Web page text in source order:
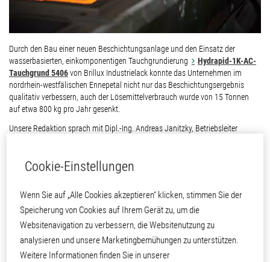
Durch den Bau einer neuen Beschichtungsanlage und den Einsatz der
wasserbasierten, einkomponentigen Tauchgrundierung
Hydrapid-1K-AC-
Tauchgrund 5406von Brillux Industrielack konnte das Unternehmen im
nordrhein-westfälischen Ennepetal nicht nur das Beschichtungsergebnis
qualitativ verbessern, auch der Lösemittelverbrauch wurde von 15 Tonnen
auf etwa 800 kg pro Jahr gesenkt.
Unsere Redaktion sprach mit Dipl.-Ing. Andreas Janitzky, Betriebsleiter
Umstellung und darüber, welche Erfahrungen das Unternehmen mit
der neuen Tauchgrundierung macht.
Cookie-Einstellungen
Wenn Sie auf „Alle Cookies akzeptieren“ klicken, stimmen Sie der
Speicherung von Cookies auf Ihrem Gerät zu, um die
Websitenavigation zu verbessern, die Websitenutzung zu
analysieren und unsere Marketingbemühungen zu unterstützen.
Weitere Informationen finden Sie in unserer